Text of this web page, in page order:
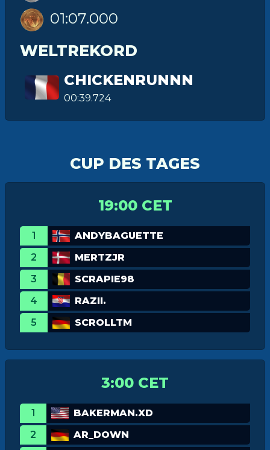
01:07.000
WELTREKORD
CHICKENRUNNN
00:39.724
CUP DES TAGES
19:00 CET
1
ANDYBAGUETTE
2
MERTZJR
3
SCRAPIE98
4
RAZII.
5
SCROLLTM
3:00 CET
1
BAKERMAN.XD
2
AR_DOWN